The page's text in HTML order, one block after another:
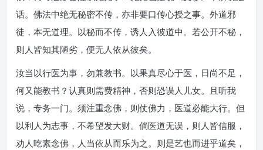
话。佛法中绝无秘密不传，亦非要口传心授之事。外道邪
徒，本无道理。以秘而不传，诱人入彼道中。若公开不秘，
则人皆知其陋劣，便无人依从彼矣。
汝当以行医为事，勿兼教书。以果真尽心于医，日尚不足，
何又能教书？认真则需费精神，否则恐误人儿女。且听我
说，专务一门。须注重念佛，则仗佛力，医道必能大行。但
以利人为志事，不希望发大财。倘医道无误，则人皆信服，
劝人吃素念佛，人当依从而乐为之。则是艺也而进乎道矣，